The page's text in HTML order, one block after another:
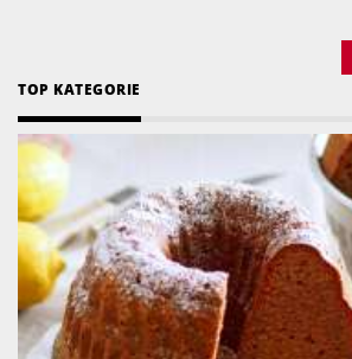
TOP KATEGORIE